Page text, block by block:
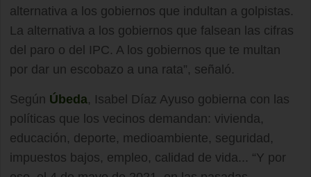
alternativa a los gobiernos que indultan a golpistas.
La alternativa a los gobiernos que falsean las cifras
del paro o del IPC. A los gobiernos que te multan
por dar un escobazo a una rata”, señaló.
Según Úbeda, Isabel Díaz Ayuso gobierna con las
políticas que los vecinos demandan: vivienda,
educación, deporte, medioambiente, seguridad,
impuestos bajos, empleo, calidad de vida... “Y por